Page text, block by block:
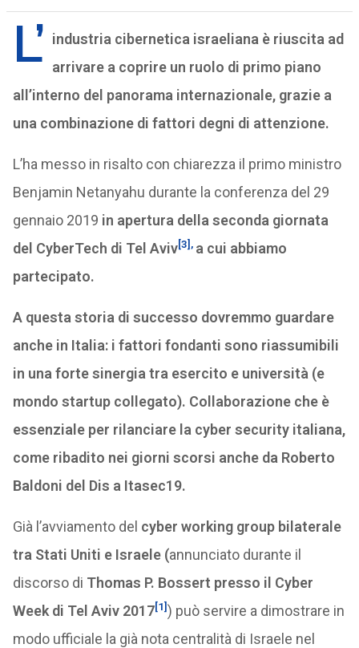
L’ industria cibernetica israeliana è riuscita ad
arrivare a coprire un ruolo di primo piano
all’interno del panorama internazionale, grazie a
una combinazione di fattori degni di attenzione.
L’ha messo in risalto con chiarezza il primo ministro
Benjamin Netanyahu durante la conferenza del 29
gennaio 2019 in apertura della seconda giornata
del CyberTech di Tel Aviv[3], a cui abbiamo
partecipato.
A questa storia di successo dovremmo guardare
anche in Italia: i fattori fondanti sono riassumibili
in una forte sinergia tra esercito e università (e
mondo startup collegato). Collaborazione che è
essenziale per rilanciare la cyber security italiana,
come ribadito nei giorni scorsi anche da Roberto
Baldoni del Dis a Itasec19.
Già l’avviamento del cyber working group bilaterale
tra Stati Uniti e Israele (annunciato durante il
discorso di Thomas P. Bossert presso il Cyber
Week di Tel Aviv 2017[1]) può servire a dimostrare in
modo ufficiale la già nota centralità di Israele nel